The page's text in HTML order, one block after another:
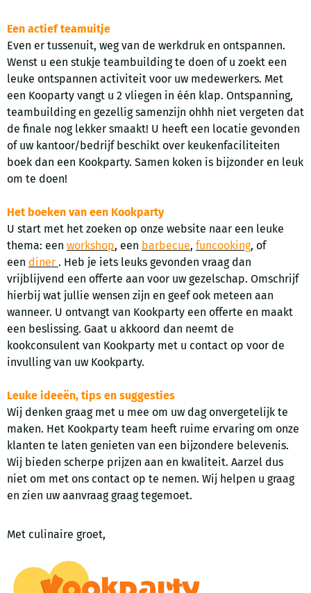
Een actief teamuitje
Even er tussenuit, weg van de werkdruk en ontspannen.
Wenst u een stukje teambuilding te doen of u zoekt een
leuke ontspannen activiteit voor uw medewerkers. Met
een Kooparty vangt u 2 vliegen in één klap. Ontspanning,
teambuilding en gezellig samenzijn ohhh niet vergeten dat
de finale nog lekker smaakt! U heeft een locatie gevonden
of uw kantoor/bedrijf beschikt over keukenfaciliteiten
boek dan een Kookparty. Samen koken is bijzonder en leuk
om te doen!
Het boeken van een Kookparty
U start met het zoeken op onze website naar een leuke
thema: een workshop, een barbecue, funcooking, of
een diner . Heb je iets leuks gevonden vraag dan
vrijblijvend een offerte aan voor uw gezelschap. Omschrijf
hierbij wat jullie wensen zijn en geef ook meteen aan
wanneer. U ontvangt van Kookparty een offerte en maakt
een beslissing. Gaat u akkoord dan neemt de
kookconsulent van Kookparty met u contact op voor de
invulling van uw Kookparty.
Leuke ideeën, tips en suggesties
Wij denken graag met u mee om uw dag onvergetelijk te
maken. Het Kookparty team heeft ruime ervaring om onze
klanten te laten genieten van een bijzondere belevenis.
Wij bieden scherpe prijzen aan en kwaliteit. Aarzel dus
niet om met ons contact op te nemen. Wij helpen u graag
en zien uw aanvraag graag tegemoet.
Met culinaire groet,